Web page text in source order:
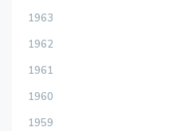
1963
1962
1961
1960
1959